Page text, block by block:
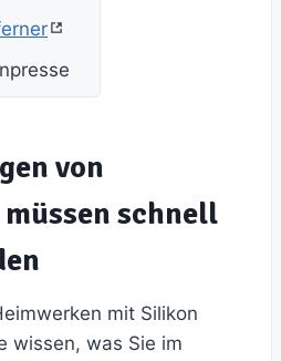
von
schnell
mit Silikon
wissen, was Sie im